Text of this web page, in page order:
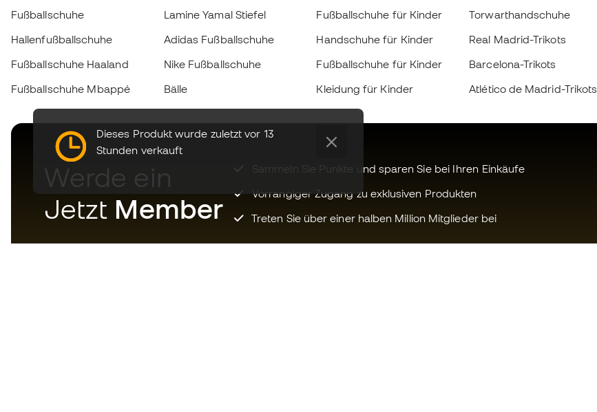
Dieses Produkt wurde zuletzt vor 13
Stunden verkauft
Fußballschuhe
Hallenfußballschuhe
Fußballschuhe Haaland
Fußballschuhe Mbappé
Lamine Yamal Stiefel
Adidas Fußballschuhe
Nike Fußballschuhe
Bälle
Fußballschuhe für Kinder
Handschuhe für Kinder
Fußballschuhe für Kinder
Kleidung für Kinder
Torwarthandschuhe
Real Madrid-Trikots
Barcelona-Trikots
Atlético de Madrid-Trikots
Werde ein
Jetzt Member
Sammeln Sie Punkte und sparen Sie bei Ihren Einkäufe
Vorrangiger Zugang zu exklusiven Produkten
Treten Sie über einer halben Million Mitglieder bei